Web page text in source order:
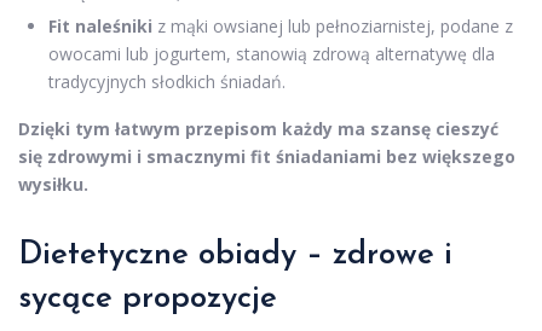
Fit naleśniki z mąki owsianej lub pełnoziarnistej, podane z
owocami lub jogurtem, stanowią zdrową alternatywę dla
tradycyjnych słodkich śniadań.
Dzięki tym łatwym przepisom każdy ma szansę cieszyć
się zdrowymi i smacznymi fit śniadaniami bez większego
wysiłku.
Dietetyczne obiady – zdrowe i
sycące propozycje